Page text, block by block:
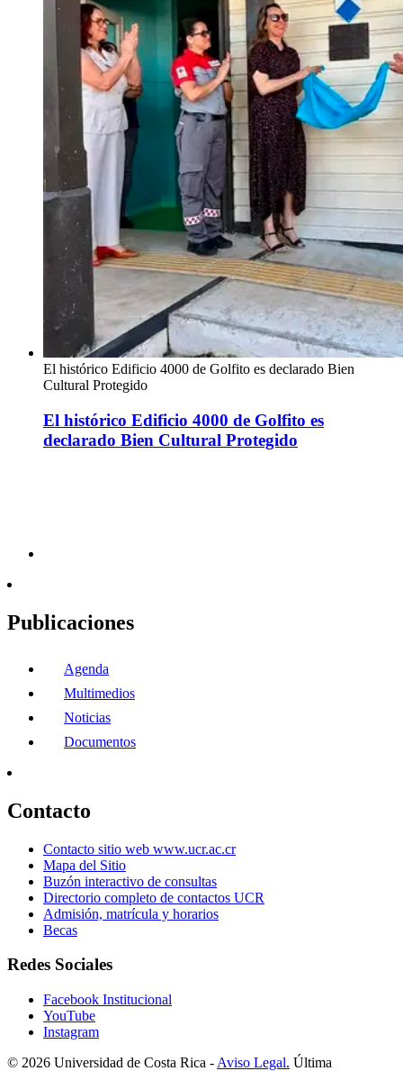
El histórico Edificio 4000 de Golfito es declarado Bien
Cultural Protegido
El histórico Edificio 4000 de Golfito es
declarado Bien Cultural Protegido
Publicaciones
Agenda
Multimedios
Noticias
Documentos
Contacto
Contacto sitio web www.ucr.ac.cr
Mapa del Sitio
Buzón interactivo de consultas
Directorio completo de contactos UCR
Admisión, matrícula y horarios
Becas
Redes Sociales
Facebook Institucional
YouTube
Instagram
© 2026 Universidad de Costa Rica - Aviso Legal. Última